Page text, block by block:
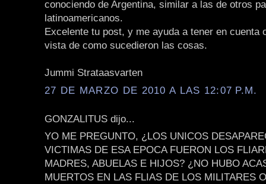
conociendo de Argentina, similar a las de otros
latinoamericanos.
Excelente tu post, y me ayuda a tener en cuenta
vista de como sucedieron las cosas.
Jummi Strataasvarten
27 DE MARZO DE 2010 A LAS 12:07 P.M.
GONZALITUS dijo...
YO ME PREGUNTO, ¿LOS UNICOS
VICTIMAS DE ESA EPOCA FUERON LOS
MADRES, ABUELAS E HIJOS? ¿NO HUBO
MUERTOS EN LAS FLIAS DE LOS MILITARES